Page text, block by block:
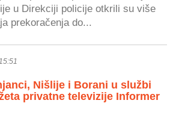
u Direkciji policije otkrili su više
prekoračenja do...
Nišlije i Borani u službi
privatne televizije Informer